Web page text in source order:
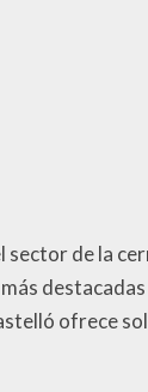
sector de la
ofrece